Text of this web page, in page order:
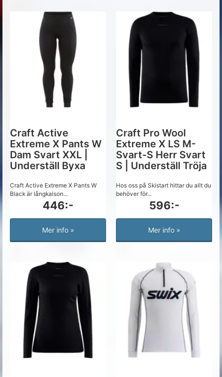
Craft Active
Extreme X Pants W
Dam Svart XXL |
Underställ Byxa
Craft Active Extreme X Pants W
Black är långkalson...
446:-
Mer info »
Craft Pro Wool
Extreme X LS M-
Svart-S Herr Svart
S | Underställ Tröja
Hos oss på Skistart hittar du allt du
behöver för...
596:-
Mer info »